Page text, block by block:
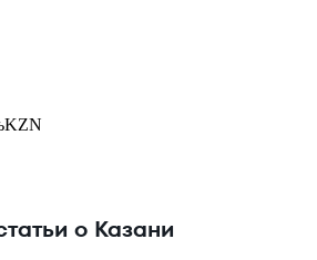
KZN
о Казани